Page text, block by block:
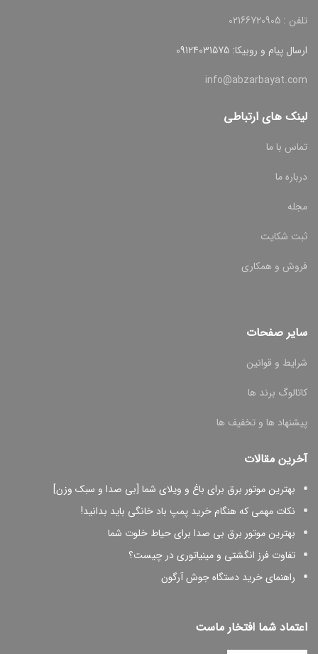
تلفن : 02166720905
ارسال پیام و روبیکا: 09124031575
info@abzarbayat.com
لینک های ارتباطی
تماس با ما
درباره ما
مجله
ثبت شکایت
فروش و همکاری
سایر صفحات
شرایط و قوانین
کاتالوگ برند ها
پیشنهاد ها و تخفیف ها
آخرین مقالات
بهترین موتور برق برای باغ و ویلای شما [بی صدا و سبک وزن]
نکات مهمی که هنگام خرید پمپ باد خانگی باید بدانید!
بهترین موتور برق بی صدا برای حیاط خلوت شما
تفاوت فرز انگشتی و مینیاتوری در چیست؟
راهنمای خرید دستگاه جوش آرگون
اعتماد شما افتخار ماست